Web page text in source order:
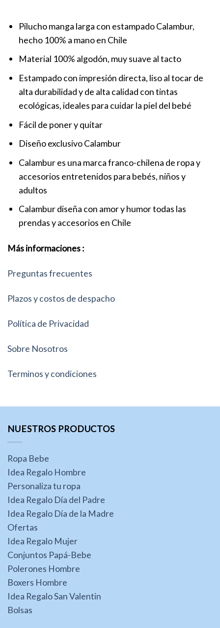
Pilucho manga larga con estampado Calambur,
hecho 100% a mano en Chile
Material 100% algodón, muy suave al tacto
Estampado con impresión directa, liso al tocar de
alta durabilidad y de alta calidad con tintas
ecológicas, ideales para cuidar la piel del bebé
Fácil de poner y quitar
Diseño exclusivo Calambur
Calambur es una marca franco-chilena de ropa y
accesorios entretenidos para bebés, niños y
adultos
Calambur diseña con amor y humor todas las
prendas y accesorios en Chile
Más informaciones :
Preguntas frecuentes
Plazos y costos de despacho
Política de Privacidad
Sobre Nosotros
Terminos y condiciones
NUESTROS PRODUCTOS
Ropa Bebe
Idea Regalo Hombre
Personaliza tu ropa
Idea Regalo Día del Padre
Idea Regalo Día de la Madre
Ofertas
Idea Regalo Mujer
Conjuntos Papá-Bebe
Polerones Hombre
Boxers Hombre
Idea Regalo San Valentin
Bolsas